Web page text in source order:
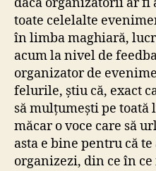
dacă organizatorii ar fi
toate celelalte
în limba maghiară,
acum la nivel de
organizator de
felurile, știu că, exact
să mulțumești pe toată
măcar o voce care să
asta e bine pentru că
organizezi, din ce în